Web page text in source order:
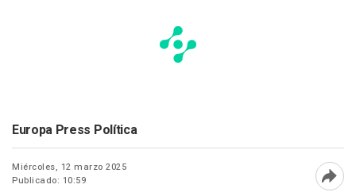
Europa Press Política
Miércoles, 12 marzo 2025
Publicado: 10:59